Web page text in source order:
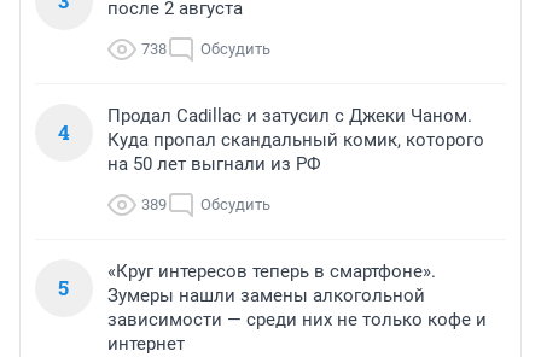
после 2 августа
738 Обсудить
4
Продал Cadillac и затусил с Джеки Чаном.
Куда пропал скандальный комик, которого
на 50 лет выгнали из РФ
389 Обсудить
5
«Круг интересов теперь в смартфоне».
Зумеры нашли замены алкогольной
зависимости — среди них не только кофе и
интернет